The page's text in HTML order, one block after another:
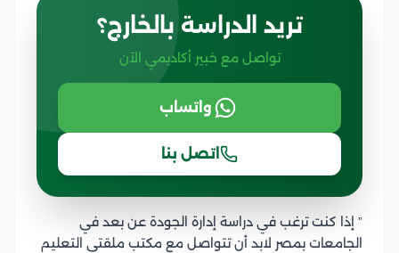
تريد الدراسة بالخارج؟
تواصل مع خبير أكاديمي الآن
واتساب
اتصل بنا
” إذا كنت ترغب في دراسة إدارة الجودة عن بعد في
الجامعات بمصر لابد أن تتواصل مع مكتب ملقتي التعليم